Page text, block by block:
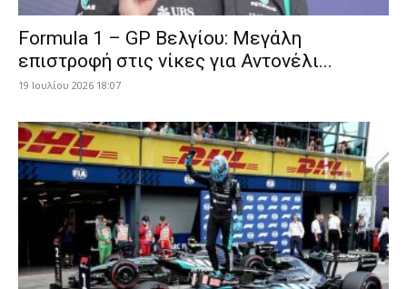
Formula 1 – GP Βελγίου: Μεγάλη
επιστροφή στις νίκες για Αντονέλι...
19 Ιουλίου 2026 18:07